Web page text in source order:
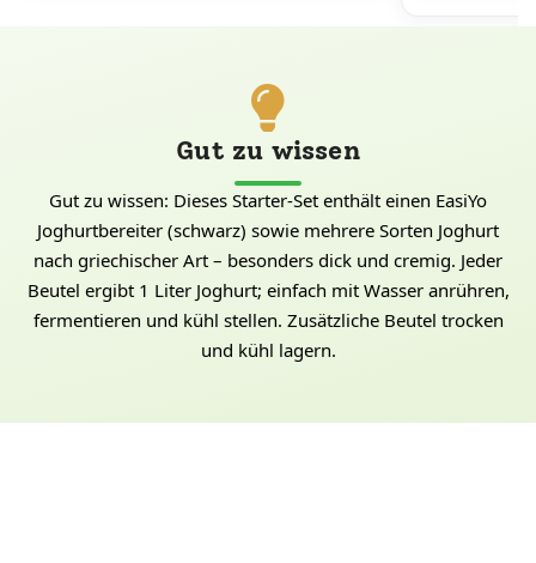
Gut zu wissen
Gut zu wissen: Dieses Starter-Set enthält einen EasiYo
Joghurtbereiter (schwarz) sowie mehrere Sorten Joghurt
nach griechischer Art – besonders dick und cremig. Jeder
Beutel ergibt 1 Liter Joghurt; einfach mit Wasser anrühren,
fermentieren und kühl stellen. Zusätzliche Beutel trocken
und kühl lagern.